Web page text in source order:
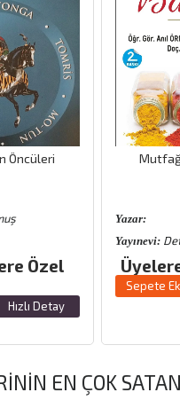
Öncüleri
Özel
Hızlı Detay
Yazar:
Yayınevi:
Sepete
EN ÇOK